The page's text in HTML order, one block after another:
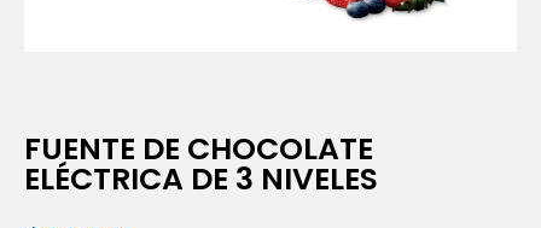
FUENTE DE CHOCOLATE
ELÉCTRICA DE 3 NIVELES